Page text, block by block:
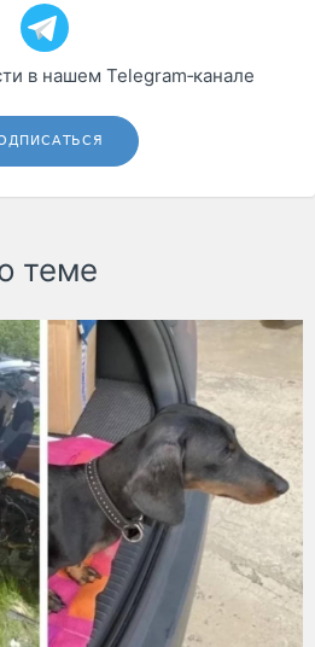
в нашем Telegram‑канале
теме